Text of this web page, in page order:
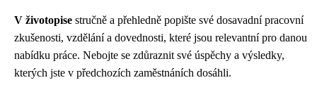
V životopise stručně a přehledně popište své dosavadní pracovní
zkušenosti, vzdělání a dovednosti, které jsou relevantní pro danou
nabídku práce. Nebojte se zdůraznit své úspěchy a výsledky,
kterých jste v předchozích zaměstnáních dosáhli.